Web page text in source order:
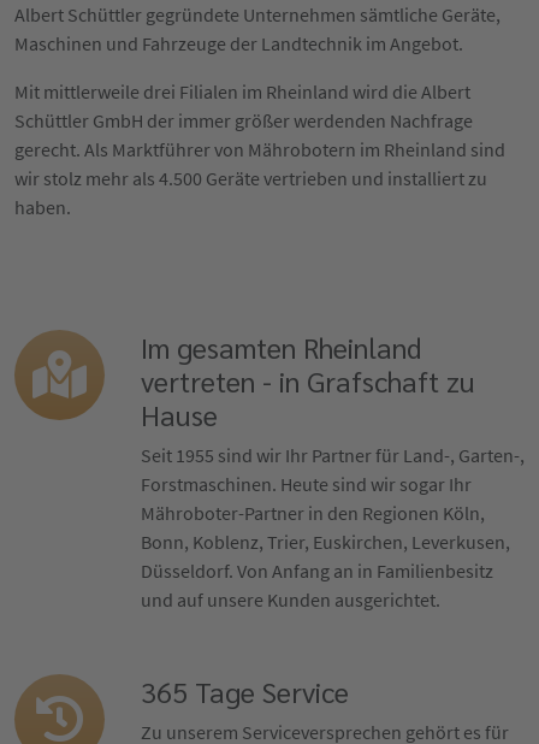
Albert Schüttler gegründete Unternehmen sämtliche Geräte,
Maschinen und Fahrzeuge der Landtechnik im Angebot.
Mit mittlerweile drei Filialen im Rheinland wird die Albert
Schüttler GmbH der immer größer werdenden Nachfrage
gerecht. Als Marktführer von Mährobotern im Rheinland sind
wir stolz mehr als 4.500 Geräte vertrieben und installiert zu
haben.
Im gesamten Rheinland
vertreten - in Grafschaft zu
Hause
Seit 1955 sind wir Ihr Partner für Land-, Garten-,
Forstmaschinen. Heute sind wir sogar Ihr
Mähroboter-Partner in den Regionen Köln,
Bonn, Koblenz, Trier, Euskirchen, Leverkusen,
Düsseldorf. Von Anfang an in Familienbesitz
und auf unsere Kunden ausgerichtet.
365 Tage Service
Zu unserem Serviceversprechen gehört es für